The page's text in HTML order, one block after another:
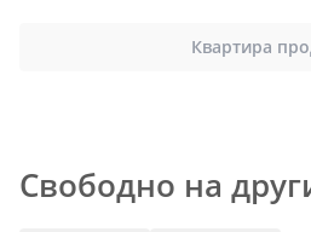
Квартира
Свободно на